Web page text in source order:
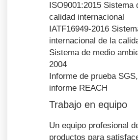
ISO9001:2015 Sistema
calidad internacional
IATF16949-2016
internacional de la
Sistema de medio
2004
Informe de prueba
informe REACH
Trabajo en equipo
Un equipo profesional
productos para